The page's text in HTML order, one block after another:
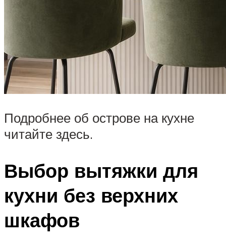
Подробнее об острове на кухне
читайте здесь.
Выбор вытяжки для
кухни без верхних
шкафов